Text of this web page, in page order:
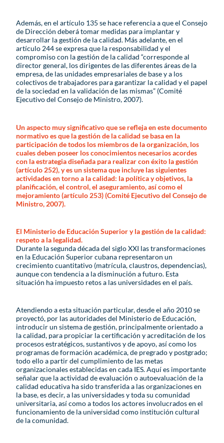
Además, en el artículo 135 se hace referencia a que el Consejo
de Dirección deberá tomar medidas para implantar y
desarrollar la gestión de la calidad. Más adelante, en el
artículo 244 se expresa que la responsabilidad y el
compromiso con la gestión de la calidad “corresponde al
director general, los dirigentes de las diferentes áreas de la
empresa, de las unidades empresariales de base y a los
colectivos de trabajadores para garantizar la calidad y el papel
de la sociedad en la validación de las mismas” (Comité
Ejecutivo del Consejo de Ministro, 2007).
Un aspecto muy significativo que se refleja en este documento
normativo es que la gestión de la calidad se basa en la
participación de todos los miembros de la organización, los
cuales deben poseer los conocimientos necesarios acordes
con la estrategia diseñada para realizar con éxito la gestión
(artículo 252), y es un sistema que incluye las siguientes
actividades en torno a la calidad: la política y objetivos, la
planificación, el control, el aseguramiento, así como el
mejoramiento (artículo 253) (Comité Ejecutivo del Consejo de
Ministro, 2007).
El Ministerio de Educación Superior y la gestión de la calidad:
respeto a la legalidad.
Durante la segunda década del siglo XXI las transformaciones
en la Educación Superior cubana representaron un
crecimiento cuantitativo (matrícula, claustros, dependencias),
aunque con tendencia a la disminución a futuro. Esta
situación ha impuesto retos a las universidades en el país.
Atendiendo a esta situación particular, desde el año 2010 se
proyectó, por las autoridades del Ministerio de Educación,
introducir un sistema de gestión, principalmente orientado a
la calidad, para propiciar la certificación y acreditación de los
procesos estratégicos, sustantivos y de apoyo, así como los
programas de formación académica, de pregrado y postgrado;
todo ello a partir del cumplimiento de las metas
organizacionales establecidas en cada IES. Aquí es importante
señalar que la actividad de evaluación o autoevaluación de la
calidad educativa ha sido transferida a las organizaciones en
la base, es decir, a las universidades y toda su comunidad
universitaria, así como a todos los actores involucrados en el
funcionamiento de la universidad como institución cultural
de la comunidad.